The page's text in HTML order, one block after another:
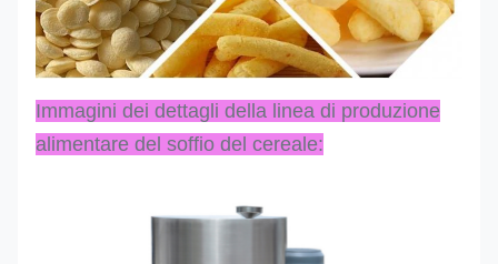
Immagini dei dettagli della linea di produzione
alimentare del soffio del cereale: